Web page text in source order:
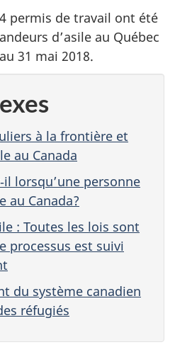
permis de travail ont été
d’asile au Québec
31 mai 2018.
à la frontière et
au Canada
lorsqu’une personne
au Canada?
: Toutes les lois sont
processus est suivi
du système canadien
réfugiés